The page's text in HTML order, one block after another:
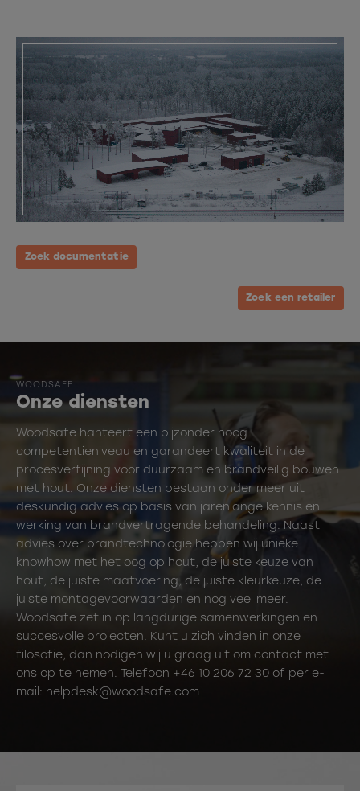
Zoek documentatie
Zoek een retailer
WOODSAFE
Onze diensten
Woodsafe hanteert een bijzonder hoog
competentieniveau en garandeert kwaliteit in de
procesverfijning voor duurzaam en brandveilig bouwen
met hout. Onze diensten bestaan onder meer uit
deskundig advies op basis van jarenlange kennis en
werking van brandvertragende behandeling. Naast
advies over brandtechnologie hebben wij unieke
knowhow met het oog op hout, de juiste keuze van
hout, de juiste maatvoering, de juiste kleurkeuze, de
juiste montagevoorwaarden en nog veel meer.
Woodsafe zet in op langdurige samenwerkingen en
succesvolle projecten. Kunt u zich vinden in onze
filosofie, dan nodigen wij u graag uit om contact met
ons op te nemen. Telefoon +46 10 206 72 30 of per e-
mail: helpdesk@woodsafe.com